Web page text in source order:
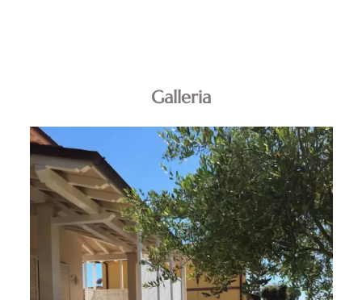
Galleria